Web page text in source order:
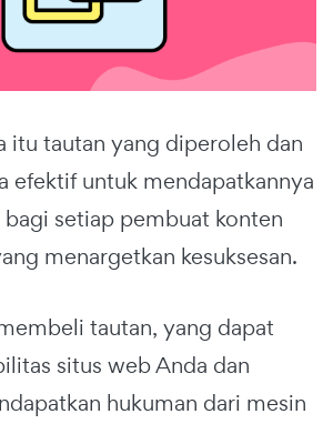
itu tautan yang diperoleh dan
efektif untuk mendapatkannya
setiap pembuat konten
menargetkan kesuksesan.
tautan, yang dapat
situs web Anda dan
hukuman dari mesin